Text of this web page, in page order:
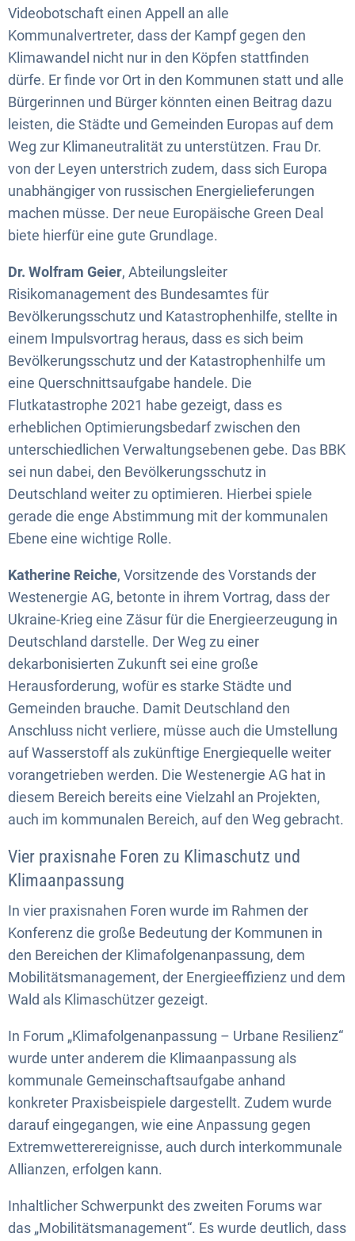
Videobotschaft einen Appell an alle
Kommunalvertreter, dass der Kampf gegen den
Klimawandel nicht nur in den Köpfen stattfinden
dürfe. Er finde vor Ort in den Kommunen statt und alle
Bürgerinnen und Bürger könnten einen Beitrag dazu
leisten, die Städte und Gemeinden Europas auf dem
Weg zur Klimaneutralität zu unterstützen. Frau Dr.
von der Leyen unterstrich zudem, dass sich Europa
unabhängiger von russischen Energielieferungen
machen müsse. Der neue Europäische Green Deal
biete hierfür eine gute Grundlage.
Dr. Wolfram Geier, Abteilungsleiter
Risikomanagement des Bundesamtes für
Bevölkerungsschutz und Katastrophenhilfe, stellte in
einem Impulsvortrag heraus, dass es sich beim
Bevölkerungsschutz und der Katastrophenhilfe um
eine Querschnittsaufgabe handele. Die
Flutkatastrophe 2021 habe gezeigt, dass es
erheblichen Optimierungsbedarf zwischen den
unterschiedlichen Verwaltungsebenen gebe. Das BBK
sei nun dabei, den Bevölkerungsschutz in
Deutschland weiter zu optimieren. Hierbei spiele
gerade die enge Abstimmung mit der kommunalen
Ebene eine wichtige Rolle.
Katherine Reiche, Vorsitzende des Vorstands der
Westenergie AG, betonte in ihrem Vortrag, dass der
Ukraine-Krieg eine Zäsur für die Energieerzeugung in
Deutschland darstelle. Der Weg zu einer
dekarbonisierten Zukunft sei eine große
Herausforderung, wofür es starke Städte und
Gemeinden brauche. Damit Deutschland den
Anschluss nicht verliere, müsse auch die Umstellung
auf Wasserstoff als zukünftige Energiequelle weiter
vorangetrieben werden. Die Westenergie AG hat in
diesem Bereich bereits eine Vielzahl an Projekten,
auch im kommunalen Bereich, auf den Weg gebracht.
Vier praxisnahe Foren zu Klimaschutz und
Klimaanpassung
In vier praxisnahen Foren wurde im Rahmen der
Konferenz die große Bedeutung der Kommunen in
den Bereichen der Klimafolgenanpassung, dem
Mobilitätsmanagement, der Energieeffizienz und dem
Wald als Klimaschützer gezeigt.
In Forum „Klimafolgenanpassung – Urbane Resilienz“
wurde unter anderem die Klimaanpassung als
kommunale Gemeinschaftsaufgabe anhand
konkreter Praxisbeispiele dargestellt. Zudem wurde
darauf eingegangen, wie eine Anpassung gegen
Extremwetterereignisse, auch durch interkommunale
Allianzen, erfolgen kann.
Inhaltlicher Schwerpunkt des zweiten Forums war
das „Mobilitätsmanagement“. Es wurde deutlich, dass